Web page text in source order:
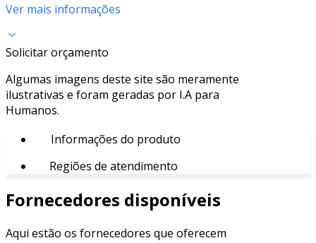
Ver mais informações
Solicitar orçamento
Algumas imagens deste site são meramente
ilustrativas e foram geradas por I.A para
Humanos.
Informações do produto
Regiões de atendimento
Fornecedores disponíveis
Aqui estão os fornecedores que oferecem